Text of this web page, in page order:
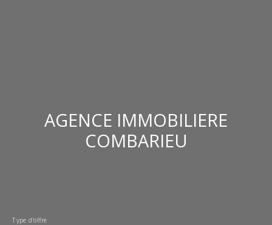
AGENCE IMMOBILIERE
COMBARIEU
Type d'offre